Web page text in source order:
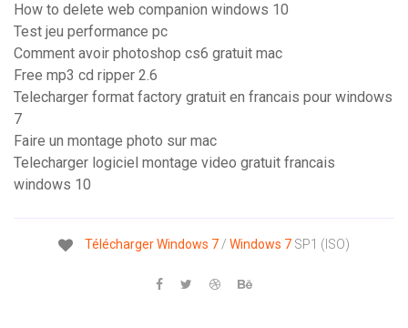
How to delete web companion windows 10
Test jeu performance pc
Comment avoir photoshop cs6 gratuit mac
Free mp3 cd ripper 2.6
Telecharger format factory gratuit en francais pour windows
7
Faire un montage photo sur mac
Telecharger logiciel montage video gratuit francais
windows 10
TéléchargerWindows 7/ Windows 7 SP1 (ISO)